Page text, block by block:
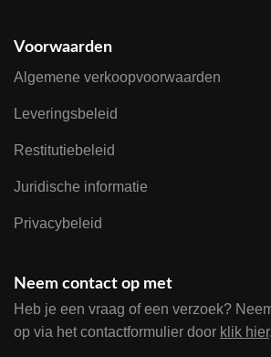
Voorwaarden
Algemene verkoopvoorwaarden
Leveringsbeleid
Restitutiebeleid
Juridische informatie
Privacybeleid
Neem contact op met
Heb je een vraag of een verzoek?
op via het contactformulier door klik hier.